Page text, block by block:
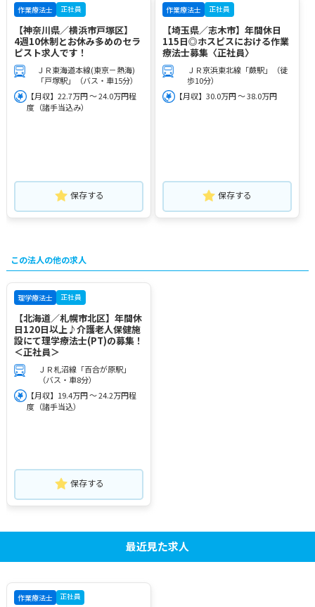
作業療法士 正社員
【神奈川県／横浜市戸塚区】
4週10休制とお休み多めのセラ
ピスト求人です！
ＪＲ東海道本線(東京－熱海)
「戸塚駅」（バス・車15分）
【月収】22.7万円 ～ 24.0万円程
度（諸手当込み）
保存する
作業療法士 正社員
【埼玉県／志木市】年間休日
115日◎ホスピスにおける作業
療法士募集〈正社員〉
ＪＲ京浜東北線「蕨駅」（徒
歩10分）
【月収】30.0万円 ～ 38.0万円
保存する
この法人の他の求人
理学療法士 正社員
【北海道／札幌市北区】年間休
日120日以上♪介護老人保健施
設にて理学療法士(PT)の募集！
＜正社員＞
ＪＲ札沼線「百合が原駅」
（バス・車8分）
【月収】19.4万円 ～ 24.2万円程
度（諸手当込）
保存する
最近見た求人
作業療法士 正社員